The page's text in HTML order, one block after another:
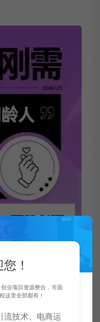
！
业项目资源整合，市面
这里全部都有！
流技术、电商运